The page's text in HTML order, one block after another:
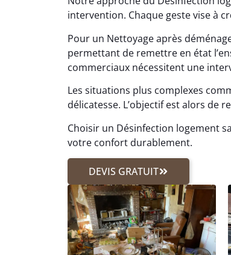
intervention. Chaque geste vise à
Pour un Nettoyage après
permettant de remettre en état
commerciaux nécessitent une
Les situations plus complexes
délicatesse. L’objectif est alors de
Choisir un Désinfection logement
votre confort durablement.
DEVIS GRATUIT